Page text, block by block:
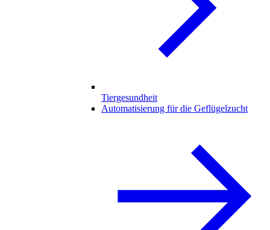
Tiergesundheit
Automatisierung für die Geflügelzucht